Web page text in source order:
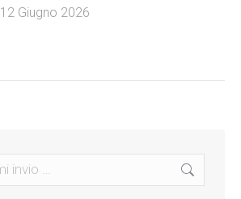
12 Giugno 2026